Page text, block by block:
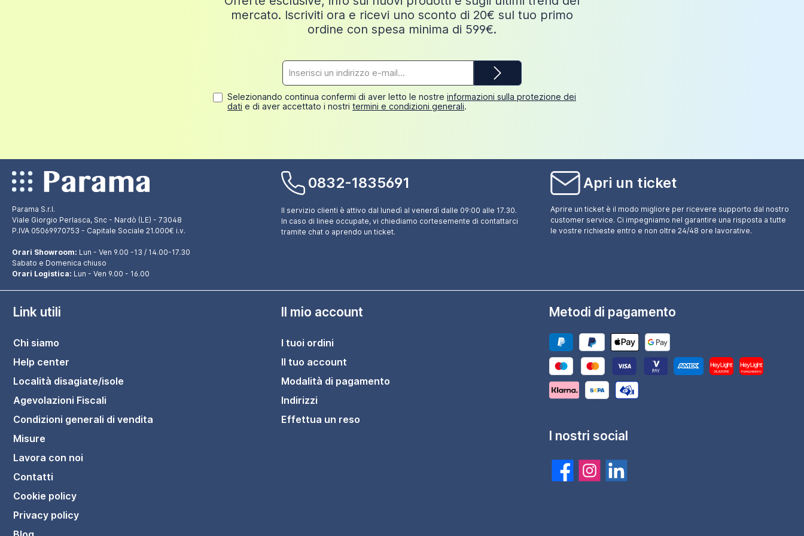
mercato. Iscriviti ora e ricevi uno sconto di 20€ sul tuo primo
ordine con spesa minima di 599€.
e-
mail*
Selezionando continua confermi di aver letto le nostre informazioni sulla protezione dei
dati e di aver accettato i nostri termini e condizioni generali.
Parama S.r.l.
Viale Giorgio Perlasca, Snc - Nardò (LE) - 73048
P.IVA 05069970753 - Capitale Sociale 21.000€ i.v.
Orari Showroom: Lun - Ven 9.00 -13 / 14.00-17.30
Sabato e Domenica chiuso
Orari Logistica: Lun - Ven 9.00 - 16.00
0832-1835691
Il servizio clienti è attivo dal lunedì al venerdì dalle 09:00 alle 17.30.
In caso di linee occupate, vi chiediamo cortesemente di contattarci
tramite chat o aprendo un ticket.
Apri un ticket
Aprire un ticket è il modo migliore per ricevere supporto dal nostro
customer service. Ci impegniamo nel garantire una risposta a tutte
le vostre richieste entro e non oltre 24/48 ore lavorative.
Link utili
Chi siamo
Help center
Località disagiate/isole
Agevolazioni Fiscali
Condizioni generali di vendita
Misure
Lavora con noi
Contatti
Cookie policy
Privacy policy
Il mio account
I tuoi ordini
Il tuo account
Modalità di pagamento
Indirizzi
Effettua un reso
Metodi di pagamento
I nostri social